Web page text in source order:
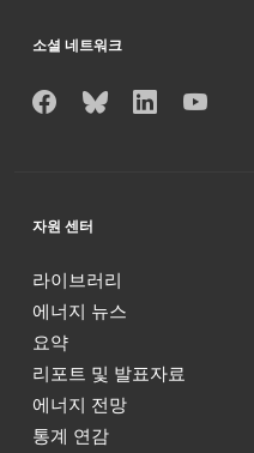
소셜 네트워크
자원 센터
라이브러리
에너지 뉴스
요약
리포트 및 발표자료
에너지 전망
통계 연감